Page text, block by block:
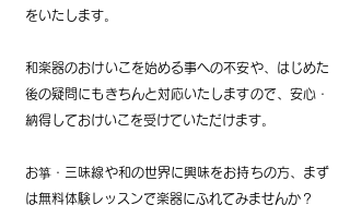
をいたします。​
和楽器のおけいこを始める事への不安や、はじめた
後の疑問にもきちんと対応いたしますので、安心・
納得しておけいこを受けていただけます。
お箏・三味線や和の世界に興味をお持ちの方、まず
は無料体験レッスンで楽器にふれてみませんか？